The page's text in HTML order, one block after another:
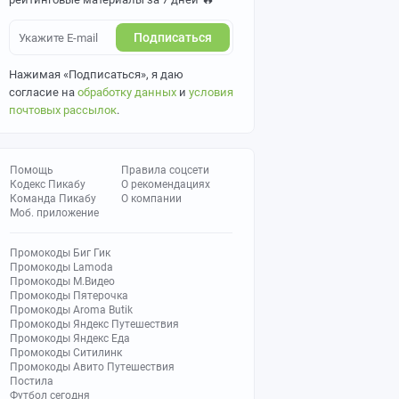
Подписаться
Нажимая «Подписаться», я даю
согласие на обработку данных и условия
почтовых рассылок.
Помощь
Кодекс Пикабу
Команда Пикабу
Моб. приложение
Правила соцсети
О рекомендациях
О компании
Промокоды Биг Гик
Промокоды Lamoda
Промокоды М.Видео
Промокоды Пятерочка
Промокоды Aroma Butik
Промокоды Яндекс Путешествия
Промокоды Яндекс Еда
Промокоды Ситилинк
Промокоды Авито Путешествия
Постила
Футбол сегодня